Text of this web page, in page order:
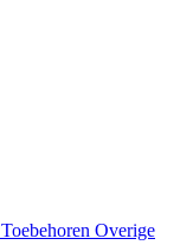
Overige